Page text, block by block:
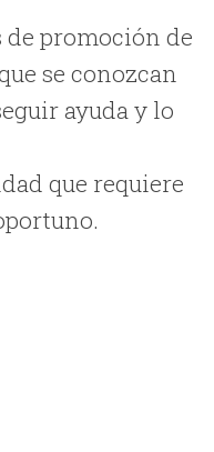
promoción de
se conozcan
ayuda y lo
que requiere